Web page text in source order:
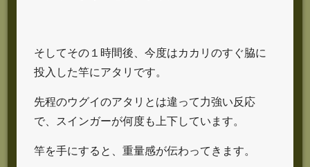
そしてその１時間後、今度はカカリのすぐ脇に
投入した竿にアタリです。
先程のウグイのアタリとは違って力強い反応
で、スインガーが何度も上下しています。
竿を手にすると、重量感が伝わってきます。